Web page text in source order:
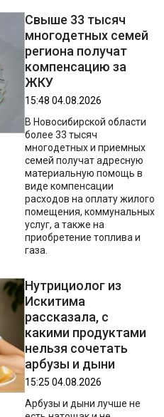
Свыше 33 тысяч
многодетных семей
региона получат
компенсацию за
ЖКУ
15:48 04.08.2026
В Новосибирской области
более 33 тысяч
многодетных и приемных
семей получат адресную
материальную помощь в
виде компенсации
расходов на оплату жилого
помещения, коммунальных
услуг, а также на
приобретение топлива и
газа.
Нутрициолог из
Искитима
рассказала, с
какими продуктами
нельзя сочетать
арбузы и дыни
15:25 04.08.2026
Арбузы и дыни лучше не